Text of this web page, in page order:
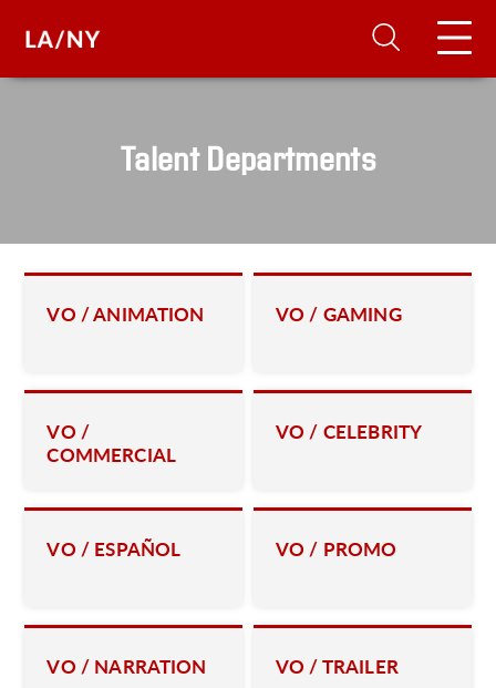
Talent Departments
VO / ANIMATION VO / GAMING
VO /
COMMERCIAL
VO / CELEBRITY
VO / ESPAÑOL VO / PROMO
VO / NARRATION VO / TRAILER